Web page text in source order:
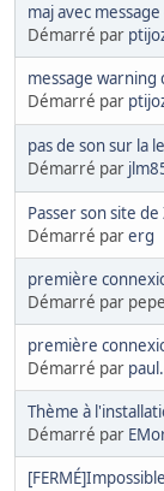
maj avec
Démarré par
message
Démarré par
pas de son sur la
Démarré par
Passer son site
Démarré parerg
première
Démarré par
première
Démarré par
Thème à
Démarré par